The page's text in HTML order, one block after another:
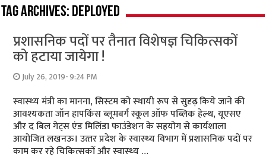
Tag Archives: deployed
प्रशासनिक पदों पर तैनात विशेषज्ञ चिकित्सकों
को हटाया जायेगा !
July 26, 2019- 9:24 PM
स्‍वास्‍थ्‍य मंत्री का मानना, सिस्‍टम को स्‍थायी रूप से सुदृढ़ किये जाने की
आवश्‍यकता जॉन हापकिंस ब्लूमबर्ग स्कूल ऑफ पब्लिक हेल्थ, यूएसए
और द बिल गेट्स एंड मिलिंडा फाउंडेशन के सहयोग से कार्यशाला
आयोजित लखनऊ। उत्‍तर प्रदेश के स्‍वास्‍थ्‍य विभाग में प्रशासनिक पदों पर
काम कर रहे चिकित्‍सकों और स्‍वास्‍थ्‍य …